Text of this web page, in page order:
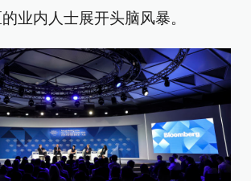
业内人士展开头脑风暴。